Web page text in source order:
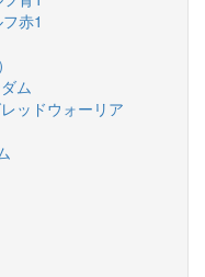
赤1
ム
ッドウォーリア